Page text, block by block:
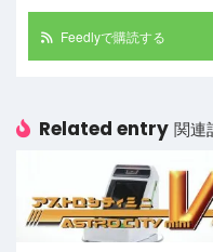
Feedlyで購読する
Related entry 関連